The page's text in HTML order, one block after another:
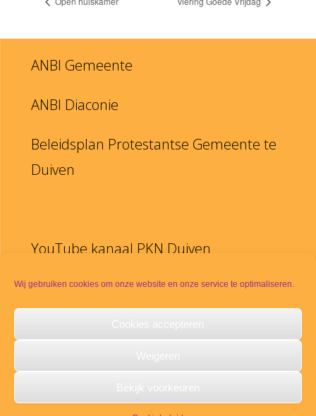
Wij gebruiken cookies om onze website en onze service te optimaliseren.
Cookies accepteren
Weigeren
Bekijk voorkeuren
ANBI Gemeente
ANBI Diaconie
Beleidsplan Protestantse Gemeente te
Duiven
YouTube kanaal PKN Duiven
Disclaimer
Meldpunt seksueel misbruik